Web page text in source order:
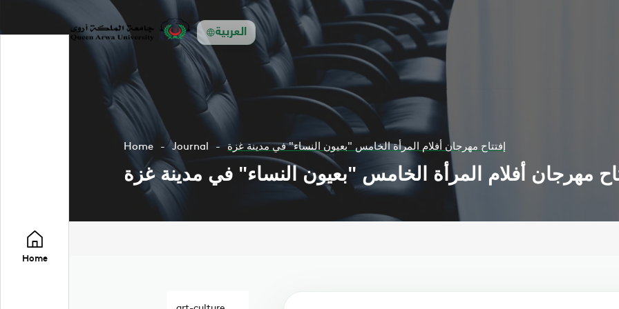
العربية
Home
Home Journal إفتتاح مهرجان أفلام المرأة الخامس "بعيون النساء" في مدينة غزة
مهرجان أفلام المرأة الخامس "بعيون النساء" في مدينة غزة